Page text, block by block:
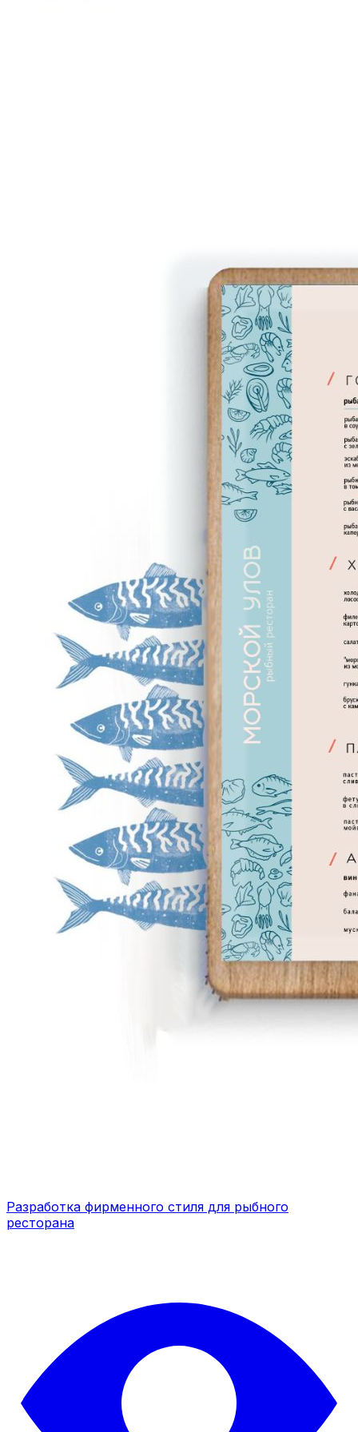
Разработка фирменного стиля для рыбного
ресторана